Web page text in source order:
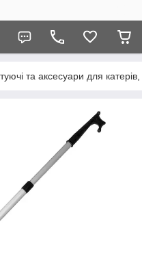
та аксесуари для